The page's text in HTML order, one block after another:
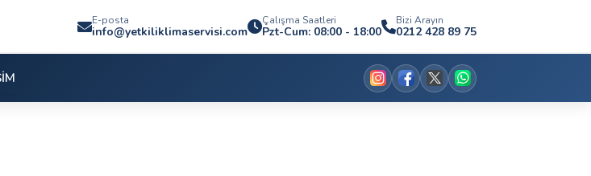
E-posta
info@yetkiliklimaservisi.com
Çalışma Saatleri
Pzt-Cum: 08:00 - 18:00
Bizi Arayın
0212 428 89 75